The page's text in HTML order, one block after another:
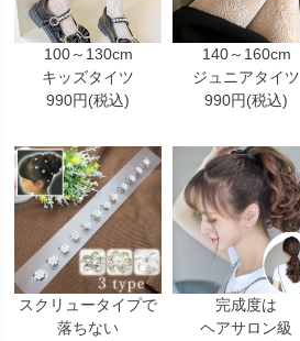
100～130cm
キッズタイツ
990円(税込)
140～160cm
ジュニアタイツ
990円(税込)
スクリュータイプで
落ちない
完成度は
ヘアサロン級